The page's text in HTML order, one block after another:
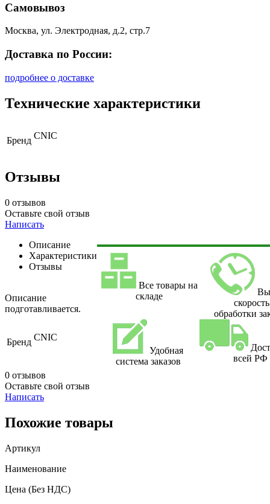
Самовывоз
Москва, ул. Электродная, д.2, стр.7
Доставка по России:
подробнее о доставке
Технические характеристики
Бренд CNIC
Отзывы
0 отзывов
Оставьте свой отзыв
Написать
Описание
Характеристики
Отзывы
Описание
подготавливается.
Бренд CNIC
0 отзывов
Оставьте свой отзыв
Написать
Все товары на
складе
скорость
обработки
Удобная
система заказов
всей РФ
Похожие товары
Артикул
Наименование
Цена (Без НДС)